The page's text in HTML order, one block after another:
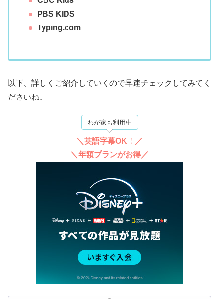
PBS KIDS
Typing.com
以下、詳しくご紹介していくので早速チェックしてみてく
ださいね。
わが家も利用中
＼英語字幕OK！／
＼年額プランがお得／